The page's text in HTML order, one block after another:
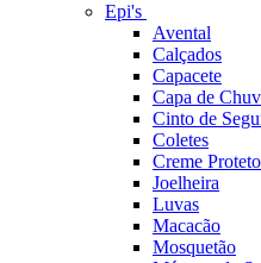
Epi's
Avental
Calçados
Capacete
Capa de
Cinto de
Coletes
Creme
Joelheira
Luvas
Macacão
Mosquetão